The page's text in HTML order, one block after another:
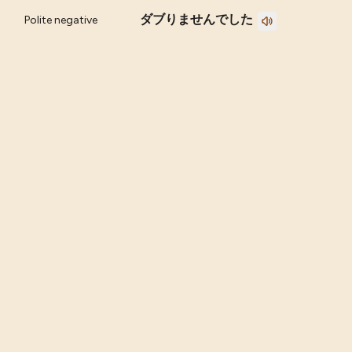
Polite negative ダブりませんでした